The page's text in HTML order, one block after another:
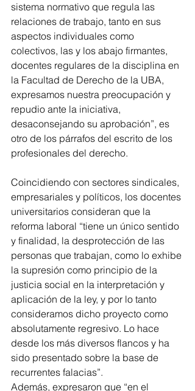
sistema normativo que regula las
relaciones de trabajo, tanto en sus
aspectos individuales como
colectivos, las y los abajo firmantes,
docentes regulares de la disciplina en
la Facultad de Derecho de la UBA,
expresamos nuestra preocupación y
repudio ante la iniciativa,
desaconsejando su aprobación”, es
otro de los párrafos del escrito de los
profesionales del derecho.
Coincidiendo con sectores sindicales,
empresariales y políticos, los docentes
universitarios consideran que la
reforma laboral “tiene un único sentido
y finalidad, la desprotección de las
personas que trabajan, como lo exhibe
la supresión como principio de la
justicia social en la interpretación y
aplicación de la ley, y por lo tanto
consideramos dicho proyecto como
absolutamente regresivo. Lo hace
desde los más diversos flancos y ha
sido presentado sobre la base de
recurrentes falacias”.
Además, expresaron que “en el